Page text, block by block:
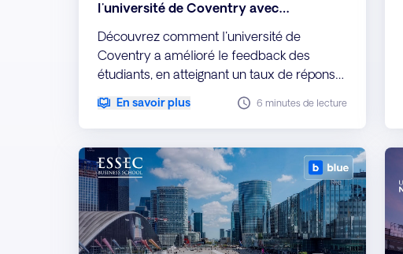
l'université de Coventry avec
Découvrez comment l'université de
Coventry a amélioré le feedback des
étudiants, en atteignant un taux de réponse
supérieur à 40 % sur 148 000 évaluations
de l'enseignement grâce aux outils
d'évaluation de l'enseignement
performants d'Explorance Blue.
En savoir plus 6 minutes de lecture